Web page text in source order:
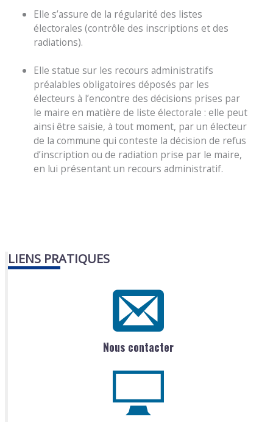
Elle s’assure de la régularité des listes
électorales (contrôle des inscriptions et des
radiations).
Elle statue sur les recours administratifs
préalables obligatoires déposés par les
électeurs à l’encontre des décisions prises par
le maire en matière de liste électorale : elle peut
ainsi être saisie, à tout moment, par un électeur
de la commune qui conteste la décision de refus
d’inscription ou de radiation prise par le maire,
en lui présentant un recours administratif.
LIENS PRATIQUES
Nous contacter